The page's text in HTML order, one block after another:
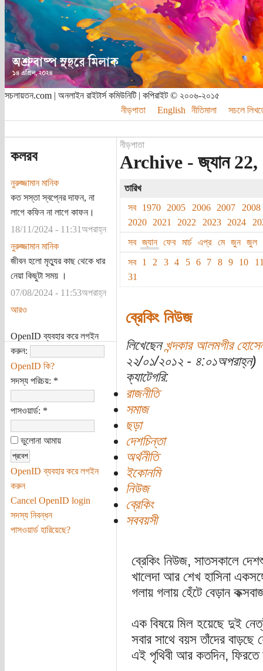
সচলায়তন.com | অনলাইন রাইটার্স কমিউনিটি | কপিরাইট © ২০০৬-২০১৫
নীড়পাতা
English নীতিমালা সচলে
কলরব
নুরুজ্জামান মানিক
কত সস্তা স্বপ্নের দাফন, না
লাগে কফিন না লাগে কাফন।
18/11/2024 - 11:31অপরাহ্ন
নুরুজ্জামান মানিক
জীবন হলো মৃত্যুর কাছ থেকে ধার
নেয়া কিছুটা সময় ।
07/08/2024 - 11:53অপরাহ্ন
আরও
OpenID ব্যবহার করে লগইন
করুন:
OpenID কি?
সদস্য পরিচয়: *
পাসওয়ার্ড: *
ভুলোনা আমায়
OpenID ব্যবহার করে লগইন
করুন
Cancel OpenID login
সদস্য নিবন্ধন
পাসওয়ার্ড হারিয়েছে?
নীড়পাতা
Archive - জ্যান 22,
তারিখ
সব
1970 2005 2006 2007
2008
2020
2021 2022 2023 2024
সব
জ্যান ফেব মার্চ এপ্র মে জুন
জুল
সব
1 2 3 4 5 6 7 8 9 10
31
ব্রেকিং নিউজ
লিখেছেনখন্দকার আলমগীর
২২/০১/২০১২ - ৪:০১অপরাহ্ন)
ক্যাটেগরি:
রাজনীতি
সমাজ
ছড়া
দেশচিন্তা
অর্থনীতি
ইকোনমি
নিউজ
ব্রেকিং
সববয়সী
ব্রেকিং নিউজ, সাতসকালে
খালেদা আর শেখ হাসিনা
গলায় গলায় হেঁটে বেড়ান
এক বিষয়ে মিল হয়েছে দুই
সবার সাথে বয়স তাঁদের বাড়ছে
এই পৃথিবী আর কতদিন, ফিরতে